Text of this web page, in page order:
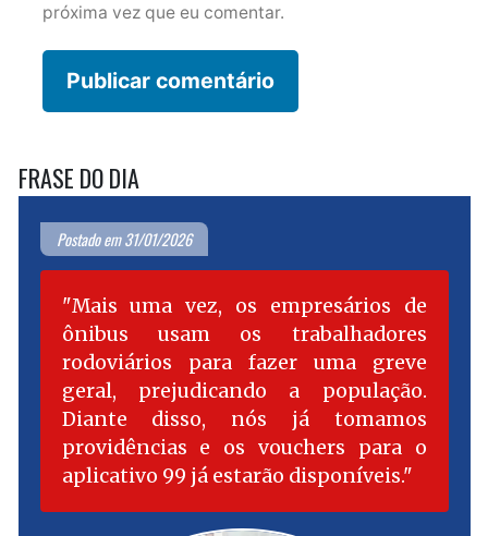
próxima vez que eu comentar.
FRASE DO DIA
Postado em 31/01/2026
Mais uma vez, os empresários de
ônibus usam os trabalhadores
rodoviários para fazer uma greve
geral, prejudicando a população.
Diante disso, nós já tomamos
providências e os vouchers para o
aplicativo 99 já estarão disponíveis.